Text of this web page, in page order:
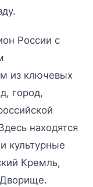
России с
из ключевых
город,
находятся
культурные
Кремль,